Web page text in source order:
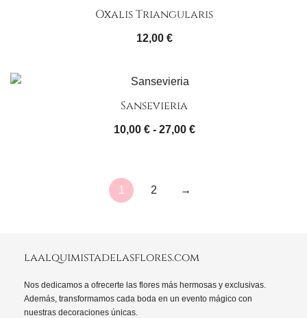
90,00 €.65,00 €.
Oxalis Triangularis
12,00 €
Sansevieria
10,00 € - 27,00 €Rango
1 2 →
laalquimistadelasflores.com
Nos dedicamos a ofrecerte las flores más hermosas y exclusivas.
Además, transformamos cada boda en un evento mágico con
nuestras decoraciones únicas.